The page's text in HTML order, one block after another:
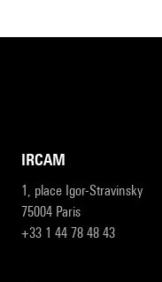
IRCAM
1, place Igor-Stravinsky
75004 Paris
+33 1 44 78 48 43